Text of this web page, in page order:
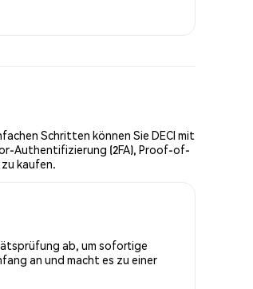
Schritten können Sie DECI mit
Authentifizierung (2FA), Proof-of-
kaufen.
ab, um sofortige
an und macht es zu einer